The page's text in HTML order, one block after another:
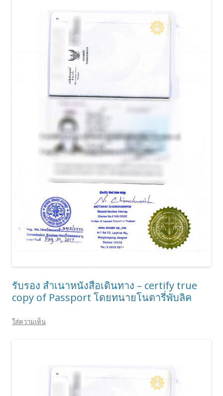
รับรอง สำเนาหนังสือเดินทาง – certify true
copy of Passport โดยทนายโนตารี่พับลิค
ใส่ความเห็น